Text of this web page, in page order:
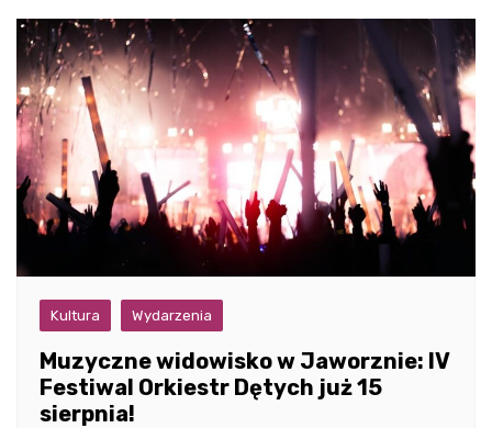
Kultura Wydarzenia
Muzyczne widowisko w Jaworznie: IV
Festiwal Orkiestr Dętych już 15
sierpnia!